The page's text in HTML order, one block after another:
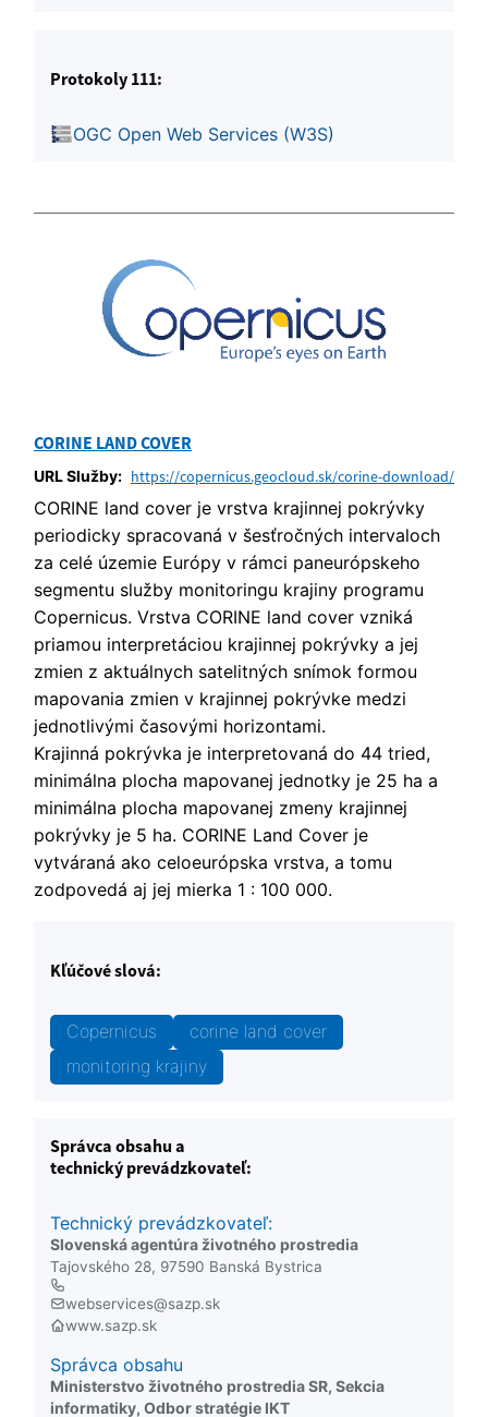
Protokoly 111:
OGC Open Web Services (W3S)
CORINE LAND COVER
URL Služby: https://copernicus.geocloud.sk/corine-download/
CORINE land cover je vrstva krajinnej pokrývky
periodicky spracovaná v šesťročných intervaloch
za celé územie Európy v rámci paneurópskeho
segmentu služby monitoringu krajiny programu
Copernicus. Vrstva CORINE land cover vzniká
priamou interpretáciou krajinnej pokrývky a jej
zmien z aktuálnych satelitných snímok formou
mapovania zmien v krajinnej pokrývke medzi
jednotlivými časovými horizontami.
Krajinná pokrývka je interpretovaná do 44 tried,
minimálna plocha mapovanej jednotky je 25 ha a
minimálna plocha mapovanej zmeny krajinnej
pokrývky je 5 ha. CORINE Land Cover je
vytváraná ako celoeurópska vrstva, a tomu
zodpovedá aj jej mierka 1 : 100 000.
Kľúčové slová:
Copernicus
corine land cover
monitoring krajiny
Správca obsahu a
technický prevádzkovateľ:
Technický prevádzkovateľ:
Slovenská agentúra životného prostredia
Tajovského 28, 97590 Banská Bystrica
webservices@sazp.sk
www.sazp.sk
Správca obsahu
Ministerstvo životného prostredia SR, Sekcia
informatiky, Odbor stratégie IKT